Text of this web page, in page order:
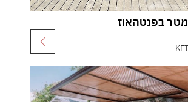
צמוד קיר 5 מטר בפנטהאוז